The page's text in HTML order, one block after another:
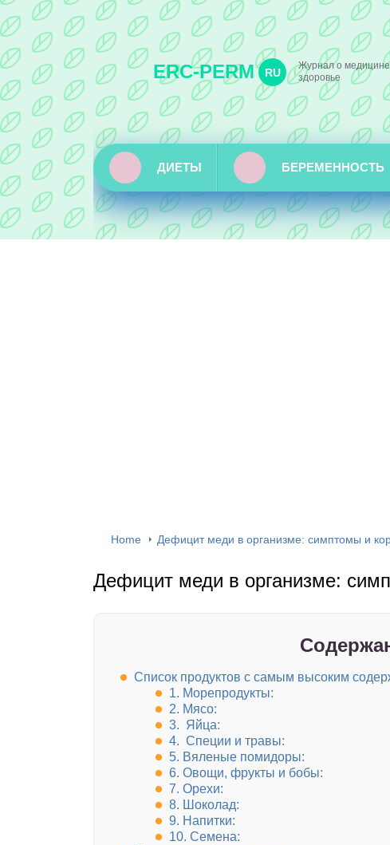
ERC-PERM RU
Журнал о
здоровье
ДИЕТЫ БЕРЕМЕННОСТЬ
Home Дефицит меди в организме: симптомы и
Дефицит меди в организме:
Список продуктов с самым высоким
1. Морепродукты:
2. Мясо:
3. Яйца:
4. Специи и травы:
5. Вяленые помидоры:
6. Овощи, фрукты и бобы:
7. Орехи:
8. Шоколад:
9. Напитки:
10. Семена: